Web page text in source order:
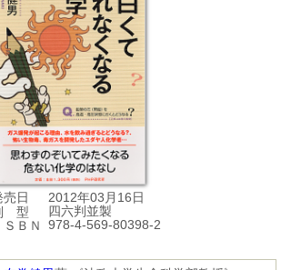
売日
2012年03月16日
型
四六判並製
ＳＢＮ
978-4-569-80398-2